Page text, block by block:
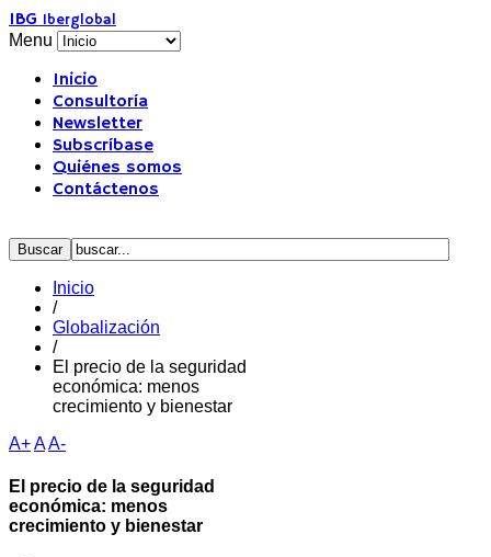
IBG Iberglobal
Menu
Inicio
Consultoría
Newsletter
Subscríbase
Quiénes somos
Contáctenos
Inicio
/
Globalización
/
El precio de la seguridad
económica: menos
crecimiento y bienestar
A+AA-
El precio de la seguridad
económica: menos
crecimiento y bienestar